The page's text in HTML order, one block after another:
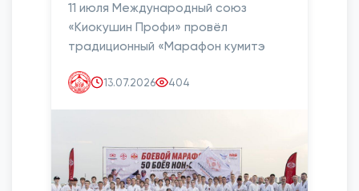
11 июля Международный союз
«Киокушин Профи» провёл
традиционный «Марафон кумитэ
13.07.2026 404